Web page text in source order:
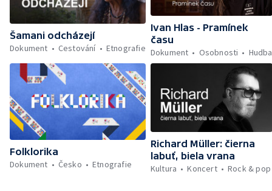
Šamani odcházejí
Dokument
Cestování Etnografie
Ivan Hlas - Pramínek
času
Dokument
Osobnosti Hudba
Folklorika
Dokument
Česko Etnografie
Richard Müller: čierna
labuť, biela vrana
Kultura
Koncert Rock & pop